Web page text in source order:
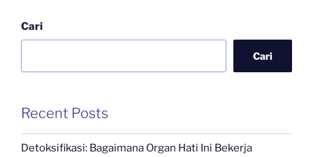
Cari
Cari
Recent Posts
Detoksifikasi: Bagaimana Organ Hati Ini Bekerja